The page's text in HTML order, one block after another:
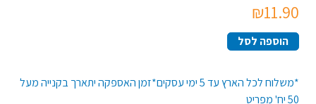
₪11.90
הוספה לסל
*משלוח לכל הארץ עד 5 ימי עסקים*זמן האספקה יתארך בקנייה מעל
50 יח' מפריט